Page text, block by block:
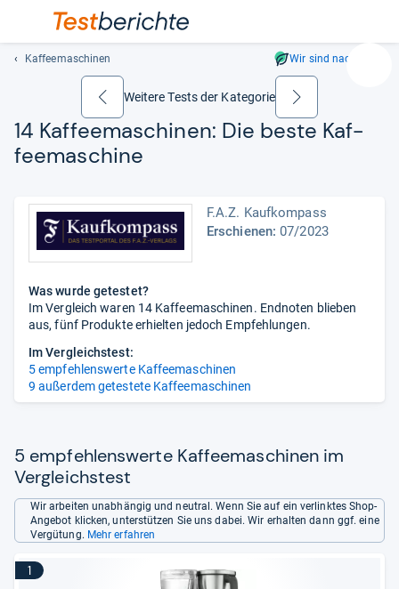
sich
Kaffeemaschinen Wir sind nachhaltig
14 Kaf­fee­ma­schi­nen: Die beste Kaf­
fee­ma­schine
zurück Weitere Tests der Kategorie weiter
F.A.Z. Kaufkompass
Erschienen: 07/2023
Was wurde getestet?
Im Vergleich waren 14 Kaffeemaschinen. Endnoten blieben
aus, fünf Produkte erhielten jedoch Empfehlungen.
Im Vergleichstest:
5 empfehlenswerte Kaffeemaschinen
9 außerdem getestete Kaffeemaschinen
5 empfehlenswerte Kaffeemaschinen im
Vergleichstest
Wir arbeiten unabhängig und neutral. Wenn Sie auf ein verlinktes Shop-
Angebot klicken, unterstützen Sie uns dabei. Wir erhalten dann ggf. eine
Vergütung. Mehr erfahren
1